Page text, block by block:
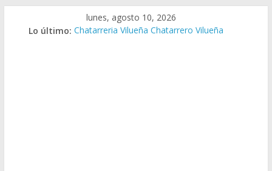
lunes, agosto 10, 2026
Lo último: Chatarreria Vilueña Chatarrero Vilueña